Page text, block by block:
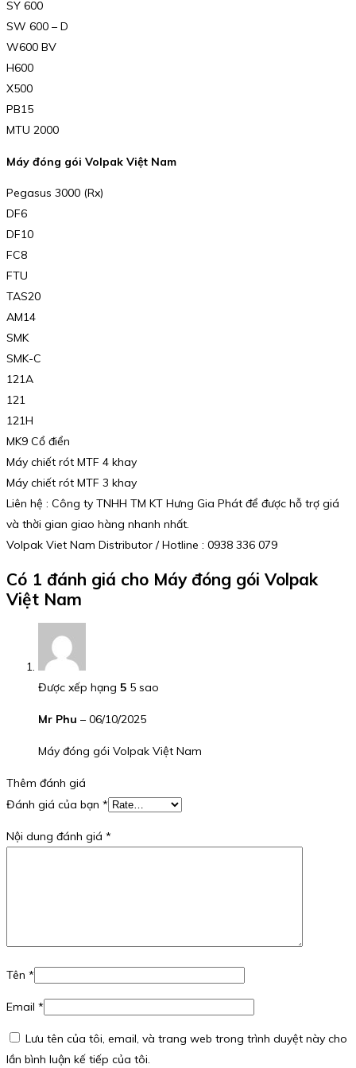
SY 600
SW 600 – D
W600 BV
H600
X500
PB15
MTU 2000
Máy đóng gói Volpak Việt Nam
Pegasus 3000 (Rx)
DF6
DF10
FC8
FTU
TAS20
AM14
SMK
SMK-C
121A
121
121H
MK9 Cổ điển
Máy chiết rót MTF 4 khay
Máy chiết rót MTF 3 khay
Liên hệ : Công ty TNHH TM KT Hưng Gia Phát để được hỗ trợ giá
và thời gian giao hàng nhanh nhất.
Volpak Viet Nam Distributor / Hotline : 0938 336 079
Có 1 đánh giá cho Máy đóng gói Volpak
Việt Nam
Được xếp hạng 5 5 sao
Mr Phu – 06/10/2025
Máy đóng gói Volpak Việt Nam
Thêm đánh giá
Đánh giá của bạn *
Nội dung đánh giá *
Tên *
Email *
Lưu tên của tôi, email, và trang web trong trình duyệt này cho
lần bình luận kế tiếp của tôi.